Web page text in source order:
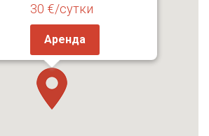
30 €/сутки
Аренда